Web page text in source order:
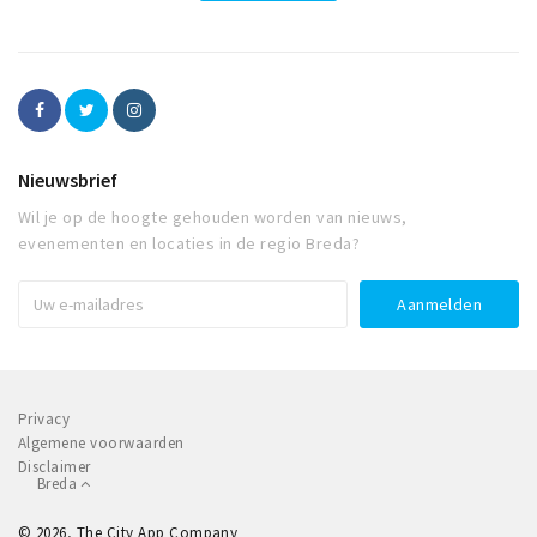
Nieuwsbrief
Wil je op de hoogte gehouden worden van nieuws,
evenementen en locaties in de regio Breda?
Privacy
Algemene voorwaarden
Disclaimer
Breda
© 2026, The City App Company